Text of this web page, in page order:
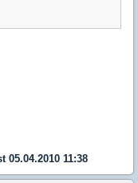
05.04.2010 11:38